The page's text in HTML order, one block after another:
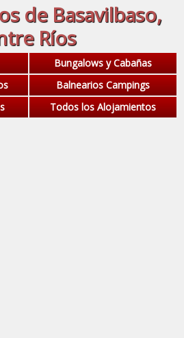
de Basavilbaso,
Ríos
Bungalows y Cabañas
Balnearios Campings
Todos los Alojamientos